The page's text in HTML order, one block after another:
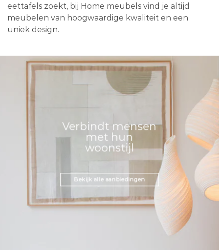
eettafels zoekt, bij Home meubels vind je altijd
meubelen van hoogwaardige kwaliteit en een
uniek design.
Verbindt mensen
met hun
woonstijl
Bekijk alle aanbiedingen